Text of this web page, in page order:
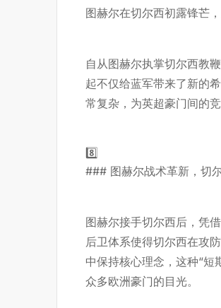
图赫尔在切尔西初露锋芒
自从图赫尔执掌切尔西教
起不仅给蓝军带来了新的
常复杂，为英超豪门间的
8️⃣
### 图赫尔战术革新，切
图赫尔接手切尔西后，凭
后卫体系使得切尔西在攻
中保持核心理念，这种“短
众多欧洲豪门的目光。